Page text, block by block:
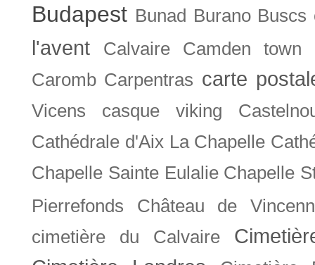
Budapest Bunad Burano Buscs
l'avent Calvaire Camden town
Caromb Carpentras carte
Vicens casque viking
Cathédrale d'Aix La Chapelle
Chapelle Sainte Eulalie Chapelle
Pierrefonds
Château de
cimetière du Calvaire